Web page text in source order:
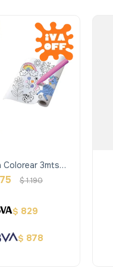
Colorear 3mts
Avenir
$1.190
$ 829
$ 878